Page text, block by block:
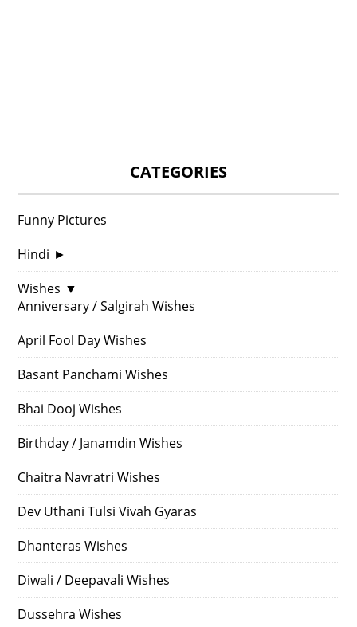
CATEGORIES
Funny Pictures
Hindi ►
Wishes ▼
Anniversary / Salgirah Wishes
April Fool Day Wishes
Basant Panchami Wishes
Bhai Dooj Wishes
Birthday / Janamdin Wishes
Chaitra Navratri Wishes
Dev Uthani Tulsi Vivah Gyaras
Dhanteras Wishes
Diwali / Deepavali Wishes
Dussehra Wishes